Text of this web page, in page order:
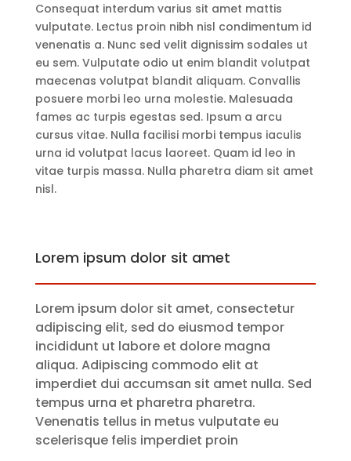
Consequat interdum varius sit amet mattis
vulputate. Lectus proin nibh nisl condimentum id
venenatis a. Nunc sed velit dignissim sodales ut
eu sem. Vulputate odio ut enim blandit volutpat
maecenas volutpat blandit aliquam. Convallis
posuere morbi leo urna molestie. Malesuada
fames ac turpis egestas sed. Ipsum a arcu
cursus vitae. Nulla facilisi morbi tempus iaculis
urna id volutpat lacus laoreet. Quam id leo in
vitae turpis massa. Nulla pharetra diam sit amet
nisl.
Lorem ipsum dolor sit amet
Lorem ipsum dolor sit amet, consectetur
adipiscing elit, sed do eiusmod tempor
incididunt ut labore et dolore magna
aliqua. Adipiscing commodo elit at
imperdiet dui accumsan sit amet nulla. Sed
tempus urna et pharetra pharetra.
Venenatis tellus in metus vulputate eu
scelerisque felis imperdiet proin